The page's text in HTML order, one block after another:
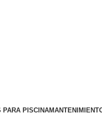
PARA PISCINA